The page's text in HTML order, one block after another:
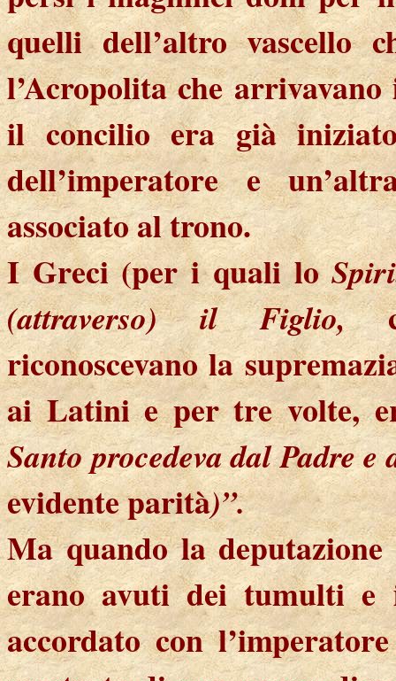
quelli dell’altro vascello
l’Acropolita che
il concilio era già
dell’imperatore e
associato al trono.
I Greci (per i quali lo
(attraverso) il Figlio,
riconoscevano la
ai Latini e per tre volte,
Santo procedeva dal Padre
evidente parità)”.
Ma quando la
erano avuti dei tumulti e
accordato con